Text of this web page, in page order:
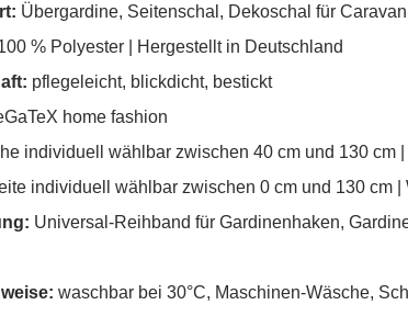
Übergardine, Seitenschal, Dekoschal für Caravan
% Polyester |
Hergestellt in Deutschland
pflegeleicht, blickdicht, bestickt
home fashion
individuell wählbar zwischen 40 cm und 130 cm
individuell wählbar zwischen 0 cm und 130 cm |
Universal-Reihband für Gardinenhaken,
waschbar bei 30°C, Maschinen-Wäsche,
Abbrechen
Abbrechen